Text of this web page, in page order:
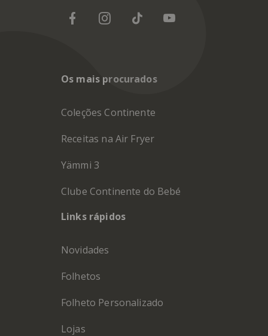
Os mais procurados
Coleções Continente
Receitas na Air Fryer
Yämmi 3
Clube Continente do Bebé
Links rápidos
Novidades
Folhetos
Folheto Personalizado
Lojas